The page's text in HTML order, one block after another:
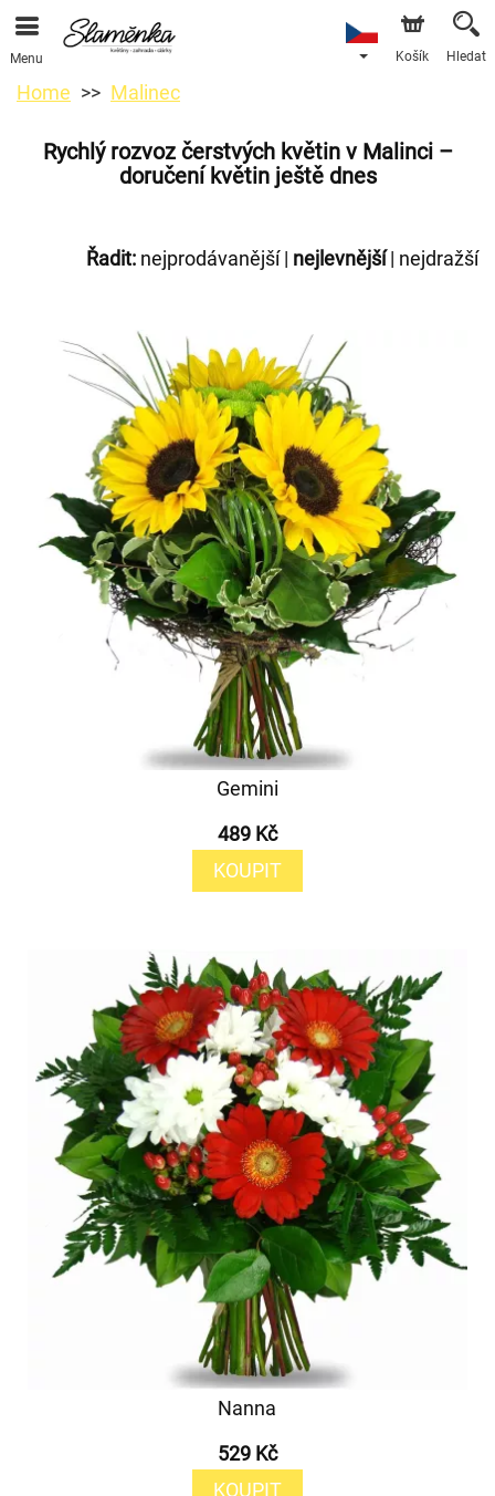
Menu Košík Hledat
Home Malinec
Rychlý rozvoz čerstvých květin v Malinci –
doručení květin ještě dnes
Řadit: nejprodávanější| nejlevnější| nejdražší
Gemini
489 Kč
KOUPIT
Nanna
529 Kč
KOUPIT